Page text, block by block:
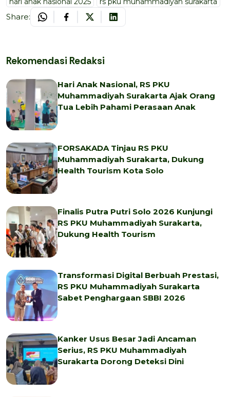
Share:
Rekomendasi Redaksi
Hari Anak Nasional, RS PKU
Muhammadiyah Surakarta Ajak Orang
Tua Lebih Pahami Perasaan Anak
FORSAKADA Tinjau RS PKU
Muhammadiyah Surakarta, Dukung
Health Tourism Kota Solo
Finalis Putra Putri Solo 2026 Kunjungi
RS PKU Muhammadiyah Surakarta,
Dukung Health Tourism
Transformasi Digital Berbuah Prestasi,
RS PKU Muhammadiyah Surakarta
Sabet Penghargaan SBBI 2026
Kanker Usus Besar Jadi Ancaman
Serius, RS PKU Muhammadiyah
Surakarta Dorong Deteksi Dini